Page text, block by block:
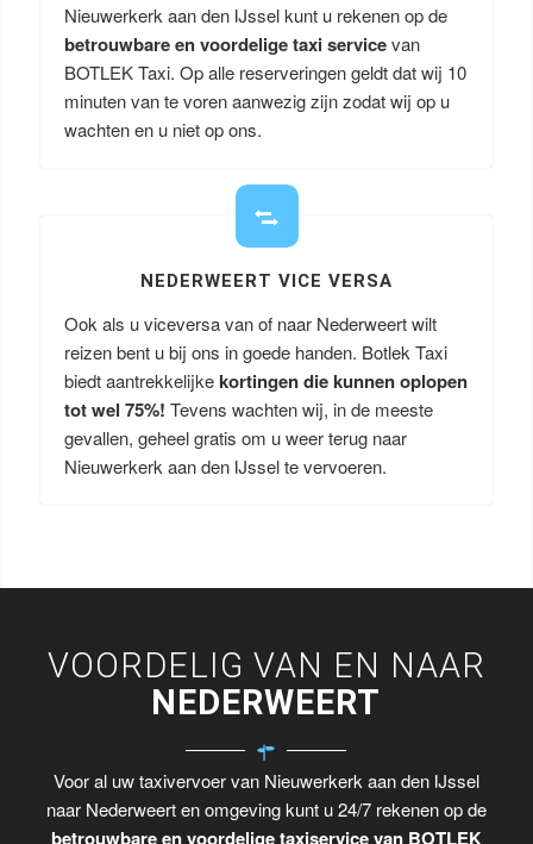
Nieuwerkerk aan den IJssel kunt u rekenen op de
betrouwbare en voordelige taxi servicevan
BOTLEK Taxi. Op alle reserveringen geldt dat wij 10
minuten van te voren aanwezig zijn zodat wij op u
wachten en u niet op ons.
NEDERWEERT VICE VERSA
Ook als u viceversa van of naar Nederweert wilt
reizen bent u bij ons in goede handen. Botlek Taxi
biedt aantrekkelijkekortingen die kunnen oplopen
tot wel 75%! Tevens wachten wij, in de meeste
gevallen, geheel gratis om u weer terug naar
Nieuwerkerk aan den IJssel te vervoeren.
VOORDELIG VAN EN NAAR
NEDERWEERT
Voor al uw taxivervoer van Nieuwerkerk aan den IJssel
naar Nederweert en omgeving kunt u 24/7 rekenen op de
betrouwbare en voordelige taxiservice van BOTLEK